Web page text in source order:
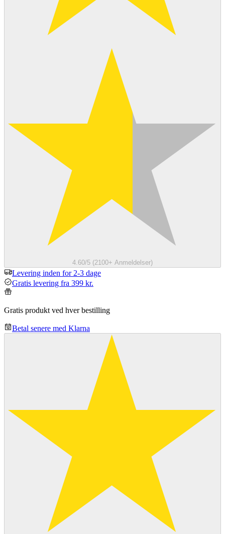
4.60/5 (2100+ Anmeldelser)
Levering inden for 2-3 dage
Gratis levering fra 399 kr.
Gratis produkt ved hver bestilling
Betal senere med Klarna